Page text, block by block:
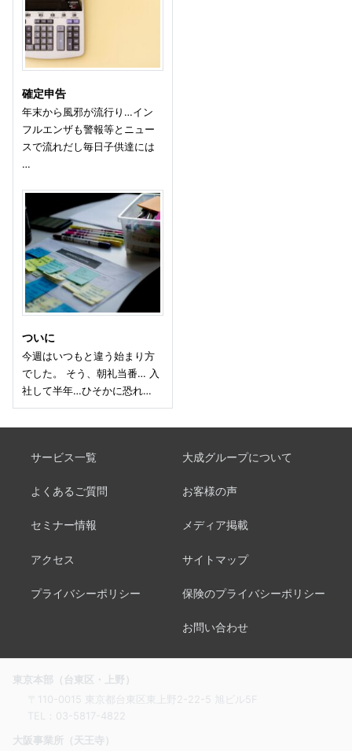
確定申告
年末から風邪が流行り…イン
フルエンザも警報等とニュー
スで流れだし毎日子供達には
…
ついに
今週はいつもと違う始まり方
でした。 そう、朝礼当番… 入
社して半年…ひそかに恐れ…
サービス一覧 大成グループについて
よくあるご質問 お客様の声
セミナー情報 メディア掲載
アクセス サイトマップ
プライバシーポリシー 保険のプライバシーポリシー
お問い合わせ
東京本部（台東区・上野）
〒110-0015 東京都台東区東上野2-22-5 旭ビル5F
TEL： 03-5817-4822
大阪事業所（天王寺）